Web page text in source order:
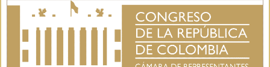
Instagram_@CamaraColombia
X_@CamaraColombia
Youtube_@CamaraColombia